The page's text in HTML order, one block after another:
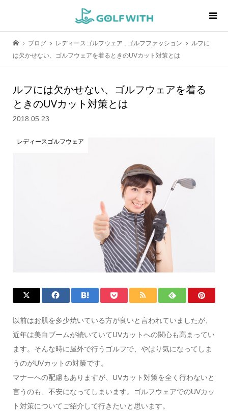
ブログ レディースゴルフウェア , ゴルフファッション
ルフに
は欠かせない、ゴルフウェアを着るときのUVカット対策とは
ルフには欠かせない、ゴルフウェアを着る
ときのUVカット対策とは
2018.05.23
レディースゴルフウェア
以前はお肌を多少焼いている方が良いと言われていましたが、
近年は美白ブームが続いていてUVカットへの関心も高まってい
ます。そんな時に屋外で行うゴルフで、やはり気になってしま
うのがUVカットの対策です。
マナーへの配慮もありますが、UVカット対策を全く行わないと
言うのも、不安になってしまいます。ゴルフウェアでのUVカッ
ト対策についてご紹介して行きたいと思います。